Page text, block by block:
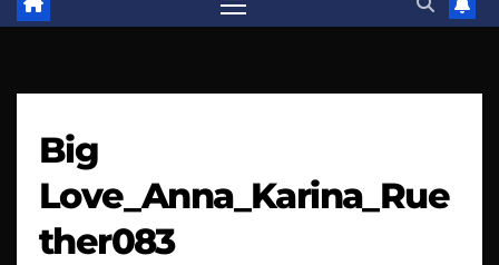
Big
Love_Anna_Karina_Rue
ther083